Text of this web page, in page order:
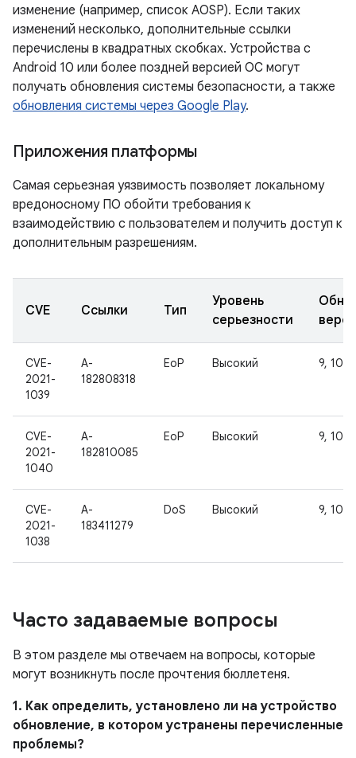
изменение (например, список AOSP). Если таких
изменений несколько, дополнительные ссылки
перечислены в квадратных скобках. Устройства с
Android 10 или более поздней версией ОС могут
получать обновления системы безопасности, а также
обновления системы через Google Play.
Приложения платформы
Самая серьезная уязвимость позволяет локальному
вредоносному ПО обойти требования к
взаимодействию с пользователем и получить доступ к
дополнительным разрешениям.
CVE Ссылки Тип
Уровень
серьезности
CVE-
2021-
1039
A-
182808318
EoP Высокий 9, 10,
CVE-
2021-
1040
A-
182810085
EoP Высокий 9, 10,
CVE-
2021-
1038
A-
183411279
DoS Высокий 9, 10,
Часто задаваемые вопросы
В этом разделе мы отвечаем на вопросы, которые
могут возникнуть после прочтения бюллетеня.
1. Как определить, установлено ли на устройство
обновление, в котором устранены перечисленные
проблемы?